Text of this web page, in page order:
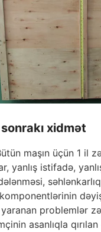
xidmət
maşın üçün 1 il
yanlış istifadə,
problemlər
asanlıqla